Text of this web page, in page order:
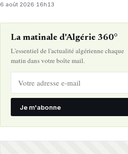
6 août 2026· 16h13
La matinale d'Algérie 360°
L'essentiel de l'actualité algérienne chaque
matin dans votre boîte mail.
Je m'abonne